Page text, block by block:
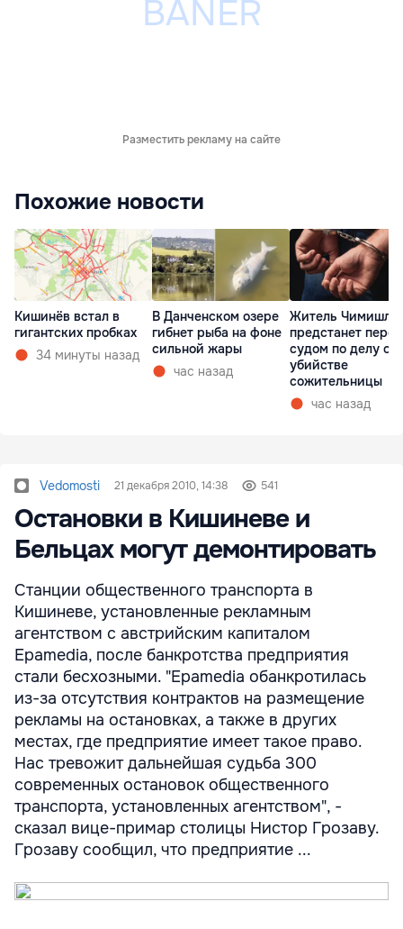
Разместить рекламу на сайте
Похожие новости
Кишинёв встал в
гигантских пробках
34 минуты назад
В Данченском озере
гибнет рыба на фоне
сильной жары
час назад
Житель
предстанет перед
судом по делу об
убийстве
сожительницы
час назад
Vedomosti 21 декабря 2010, 14:38 541
Остановки в Кишиневе и
Бельцах могут демонтировать
Станции общественного транспорта в
Кишиневе, установленные рекламным
агентством с австрийским капиталом
Epamedia, после банкротства предприятия
стали бесхозными. "Epamedia обанкротилась
из-за отсутствия контрактов на размещение
рекламы на остановках, а также в других
местах, где предприятие имеет такое право.
Нас тревожит дальнейшая судьба 300
современных остановок общественного
транспорта, установленных агентством", -
сказал вице-примар столицы Нистор Грозаву.
Грозаву сообщил, что предприятие ...